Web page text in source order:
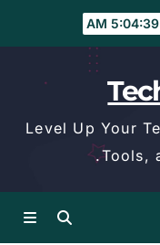
5:04:39 AM
Level Up Your
Tools,